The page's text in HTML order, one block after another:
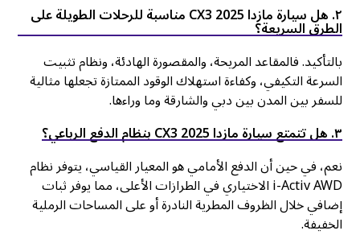
٢. هل سيارة مازدا CX3 2025 مناسبة للرحلات الطويلة على
الطرق السريعة؟
بالتأكيد. فالمقاعد المريحة، والمقصورة الهادئة، ونظام تثبيت
السرعة التكيفي، وكفاءة استهلاك الوقود الممتازة تجعلها مثالية
للسفر بين المدن بين دبي والشارقة وما وراءها.
۳. هل تتمتع سيارة مازدا CX3 2025 بنظام الدفع الرباعي؟
نعم، في حين أن الدفع الأمامي هو المعيار القياسي، يتوفر نظام
i-Activ AWD الاختياري في الطرازات الأعلى، مما يوفر ثبات
إضافي خلال الظروف المطرية النادرة أو على المساحات الرملية
الخفيفة.